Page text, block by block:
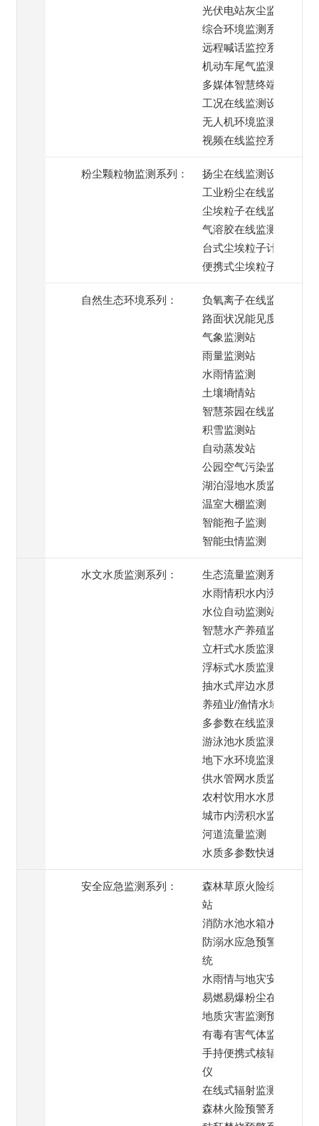
光伏电站灰尘监测
综合环境监测系统
远程喊话监控系统
机动车尾气监测
多媒体智慧终端系统
工况在线监测设备
无人机环境监测仪
视频在线监控系统
粉尘颗粒物监测系列：
扬尘在线监测设备
工业粉尘在线监测
尘埃粒子在线监测系统
气溶胶在线监测
台式尘埃粒子计数器
便携式尘埃粒子计数器
自然生态环境系列：
负氧离子在线监测
路面状况能见度监测
气象监测站
雨量监测站
水雨情监测
土壤墒情站
智慧茶园在线监测
积雪监测站
自动蒸发站
公园空气污染监测
湖泊湿地水质监测
温室大棚监测
智能孢子监测
智能虫情监测
水文水质监测系列：
生态流量监测系统
水雨情积水内涝监测
水位自动监测站
智慧水产养殖监测
立杆式水质监测系统
浮标式水质监测系统
抽水式岸边水质监测
养殖业/渔情水域监测
多参数在线监测系统
游泳池水质监测系统
地下水环境监测
供水管网水质监测
农村饮用水水质监测
城市内涝积水监测
河道流量监测
水质多参数快速检测
安全应急监测系列：
森林草原火险综合监测
站
消防水池水箱水位监测
防溺水应急预警喊话系
统
水雨情与地灾安全监测
易燃易爆粉尘在线监测
地质灾害监测预警系统
有毒有害气体监测
手持便携式核辐射检测
仪
在线式辐射监测仪
森林火险预警系统